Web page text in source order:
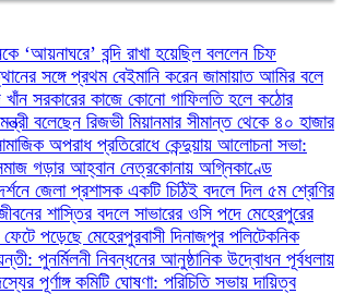
‘আয়নাঘরে’ বন্দি রাখা হয়েছিল বললেন চিফ
সঙ্গে প্রথম বেইমানি করেন জামায়াত আমির বলে
সরকারের কাজে কোনো গাফিলতি হলে কঠোর
বলেছেন রিজভী মিয়ানমার সীমান্ত থেকে ৪০ হাজার
অপরাধ প্রতিরোধে কেন্দুয়ায় আলোচনা সভা:
গড়ার আহ্বান নেত্রকোনায় অগ্নিকাণ্ডে
জেলা প্রশাসক একটি চিঠিই বদলে দিল ৫ম শ্রেণির
শাস্তির বদলে সাভারের ওসি পদে মেহেরপুরের
পড়েছে মেহেরপুরবাসী দিনাজপুর পলিটেকনিক
পুনর্মিলনী নিবন্ধনের আনুষ্ঠানিক উদ্বোধন পূর্বধলায়
পূর্ণাঙ্গ কমিটি ঘোষণা: পরিচিতি সভায় দায়িত্ব